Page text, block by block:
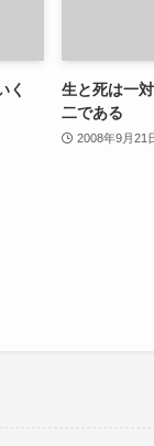
く
生と死は一
二である
2008年9月21